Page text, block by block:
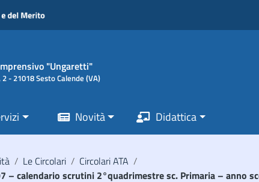
"Ungaretti"
- 21018 Sesto Calende (VA)
Novità Didattica
/ Le Circolari / Circolari ATA /
– calendario scrutini 2°quadrimestre sc. Primaria – anno